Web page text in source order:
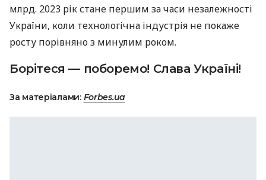
млрд. 2023 рік стане першим за часи незалежності
України, коли технологічна індустрія не покаже
росту порівняно з минулим роком.
Борітеся — поборемо! Слава Україні!
За матеріалами: Forbes.ua